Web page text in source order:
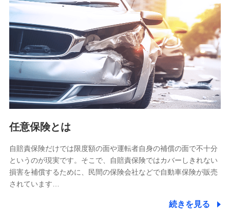
【共同して利用される利用データの項目】
当社又は株式会社NTTドコモがサービス提供等を通じて取得
した、以下の情報などの個人データ
基本情報
氏名、電話番号、メールアドレス、お客さまの識別子、
属性、連絡先、dポイントサービスのご利用に関する情
報。例として、dポイントカード番号、性別、年齢、家族
構成、住所、dポイント残高、dポイント利用履歴などが
含まれます。
当社又は株式会社NTTドコモが提供する各種サービスな
又は株式会社NTTドコモが提供する各種サービスのご契
約状態・ご利用履歴インターネット利用時の行動に関す
る情報、アプリケーション利用時の行動に関する情報、
購入されたサービスや商品の名称・購入場所・決済に関
する情報、アンケートの回答に関する情報などが含まれ
任意保険とは
自賠責保険だけでは限度額の面や運転者自身の補償の面で不十分
というのが現実です。そこで、自賠責保険ではカバーしきれない
損害を補償するために、民間の保険会社などで自動車保険が販売
されています…
続きを見る